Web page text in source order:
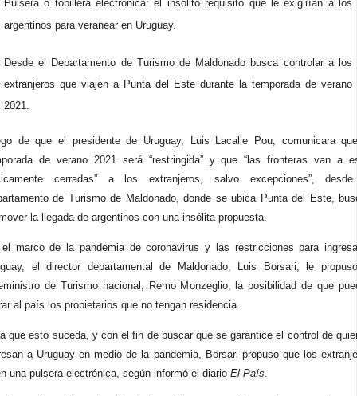
Pulsera o tobillera electrónica: el insólito requisito que le exigirían a los
argentinos para veranear en Uruguay.
Desde el Departamento de Turismo de Maldonado busca controlar a los
extranjeros que viajen a Punta del Este durante la temporada de verano
2021.
de que el presidente de Uruguay, Luis Lacalle Pou, comunicara
de verano 2021 será “restringida” y que “las fronteras van a
cerradas” a los extranjeros, salvo excepciones”,
de Turismo de Maldonado, donde se ubica Punta del Este,
la llegada de argentinos con una insólita propuesta.
marco de la pandemia de coronavirus y las restricciones para
el director departamental de Maldonado, Luis Borsari, le
de Turismo nacional, Remo Monzeglio, la posibilidad de que
al país los propietarios que no tengan residencia.
que esto suceda, y con el fin de buscar que se garantice el control de
a Uruguay en medio de la pandemia, Borsari propuso que los
una pulsera electrónica, según informó el diario El País.